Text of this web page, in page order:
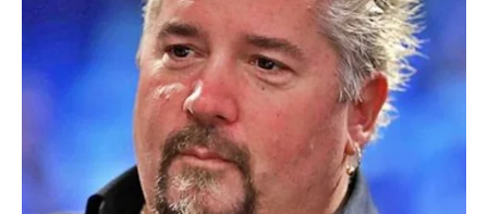
Ovo je karmički test:da li Lav zna da bude čovek i kada
svetla reflektora nestanu?
DEVICA – SVE ŠTO JE
POTISKIVANO SADA IZLAZI